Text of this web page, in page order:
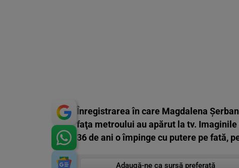
Înregistrarea în care Magdalena
faţa metroului au apărut la tv.
36 de ani o împinge cu putere pe fată,
Adaugă-ne ca sursă preferată